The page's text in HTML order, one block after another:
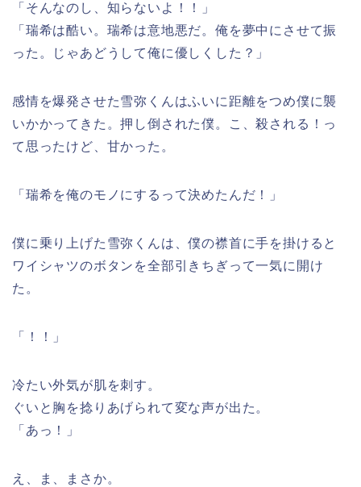
「そんなのし、知らないよ！！」
「瑞希は酷い。瑞希は意地悪だ。俺を夢中にさせて振
った。じゃあどうして俺に優しくした？」
感情を爆発させた雪弥くんはふいに距離をつめ僕に襲
いかかってきた。押し倒された僕。こ、殺される！っ
て思ったけど、甘かった。
「瑞希を俺のモノにするって決めたんだ！」
僕に乗り上げた雪弥くんは、僕の襟首に手を掛けると
ワイシャツのボタンを全部引きちぎって一気に開け
た。
「！！」
冷たい外気が肌を刺す。
ぐいと胸を捻りあげられて変な声が出た。
「あっ！」
え、ま、まさか。